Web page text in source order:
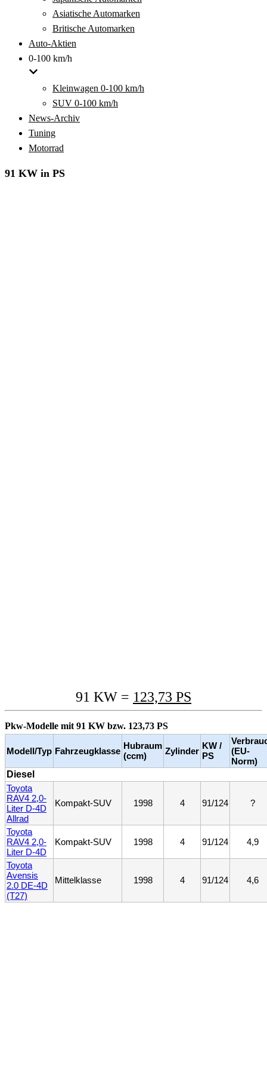
Asiatische Automarken
Britische Automarken
Auto-Aktien
0-100 km/h
Kleinwagen 0-100 km/h
SUV 0-100 km/h
News-Archiv
Tuning
Motorrad
91 KW in PS
91 KW = 123,73 PS
Pkw-Modelle mit 91 KW bzw. 123,73 PS
Modell/Typ Fahrzeugklasse
Hubraum
(ccm)
Zylinder
KW /
PS
(EU-
Norm)
Diesel
Toyota
RAV4 2,0-
Liter D-4D
Allrad
Kompakt-SUV 1998 4 91/124 ?
Toyota
RAV4 2,0-
Liter D-4D
Kompakt-SUV 1998 4 91/124 4,9
Toyota
Avensis
2.0 DE-4D
(T27)
Mittelklasse 1998 4 91/124 4,6